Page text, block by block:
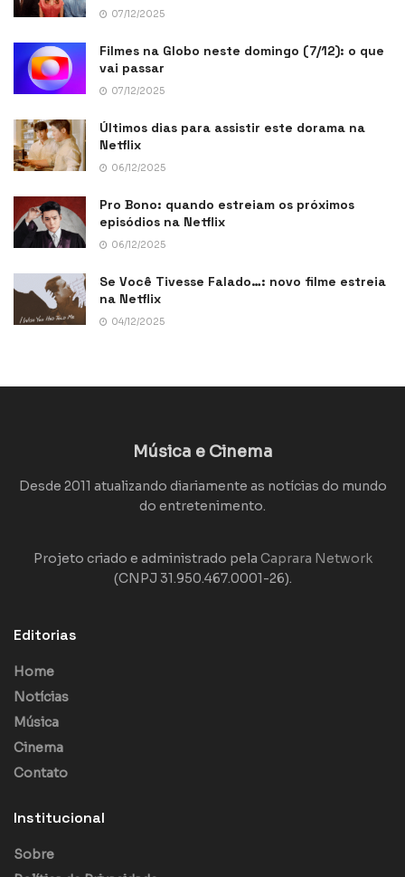
07/12/2025
Filmes na Globo neste domingo (7/12): o que
vai passar
07/12/2025
Últimos dias para assistir este dorama na
Netflix
06/12/2025
Pro Bono: quando estreiam os próximos
episódios na Netflix
06/12/2025
Se Você Tivesse Falado…: novo filme estreia
na Netflix
04/12/2025
Música e Cinema
Desde 2011 atualizando diariamente as notícias do mundo
do entretenimento.
Projeto criado e administrado pela Caprara Network
(CNPJ 31.950.467.0001-26).
Editorias
Home
Notícias
Música
Cinema
Contato
Institucional
Sobre